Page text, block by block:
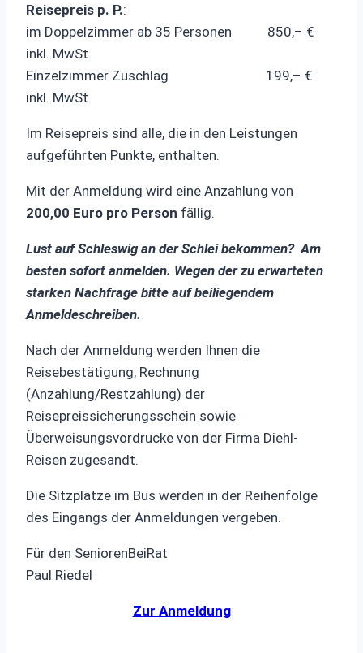
Reisepreis p. P.:
im Doppelzimmer ab 35 Personen 850,– €
inkl. MwSt.
Einzelzimmer Zuschlag 199,– €
inkl. MwSt.
Im Reisepreis sind alle, die in den Leistungen
aufgeführten Punkte, enthalten.
Mit der Anmeldung wird eine Anzahlung von
200,00 Euro pro Person fällig.
Lust auf Schleswig an der Schlei bekommen? Am
besten sofort anmelden. Wegen der zu erwarteten
starken Nachfrage bitte auf beiliegendem
Anmeldeschreiben.
Nach der Anmeldung werden Ihnen die
Reisebestätigung, Rechnung
(Anzahlung/Restzahlung) der
Reisepreissicherungsschein sowie
Überweisungsvordrucke von der Firma Diehl-
Reisen zugesandt.
Die Sitzplätze im Bus werden in der Reihenfolge
des Eingangs der Anmeldungen vergeben.
Für den SeniorenBeiRat
Paul Riedel
Zur Anmeldung